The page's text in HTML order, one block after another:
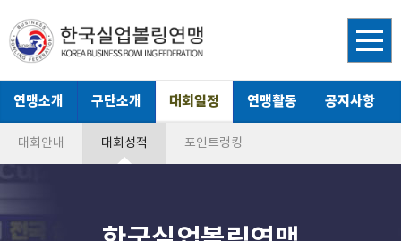
연맹소개 구단소개 대회일정 연맹활동 공지사항
대회안내 대회성적 포인트랭킹